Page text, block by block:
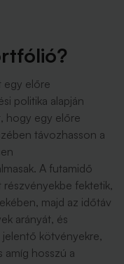
egy előre
politika alapján
hogy egy előre
távozhasson a
A futamidő
fektetik,
majd az időtáv
arányát, és
kötvényekre,
amíg hosszú a